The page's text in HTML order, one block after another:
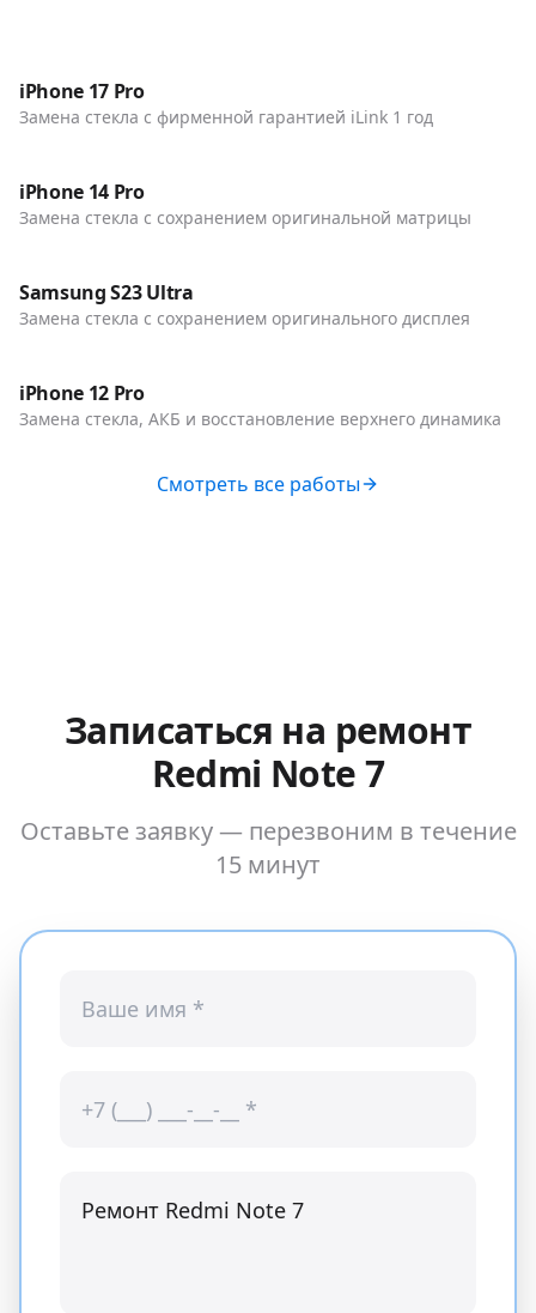
Телефоны
iPhone 17 Pro
Замена стекла с фирменной гарантией iLink 1 год
Телефоны
До / После
iPhone 14 Pro
Замена стекла с сохранением оригинальной матрицы
Телефоны
До / После
Samsung S23 Ultra
Замена стекла с сохранением оригинального дисплея
Телефоны
До / После
iPhone 12 Pro
Замена стекла, АКБ и восстановление верхнего динамика
Смотреть все работы
Записаться на ремонт
Redmi Note 7
Оставьте заявку — перезвоним в течение
15 минут